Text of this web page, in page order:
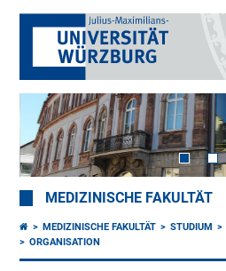
MEDIZINISCHE FAKULTÄT
MEDIZINISCHE FAKULTÄT STUDIUM
ORGANISATION